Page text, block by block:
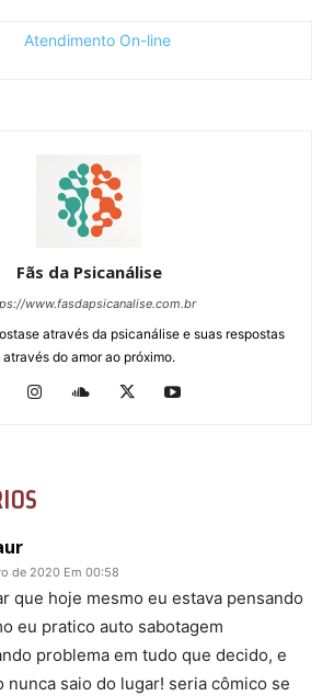
Fãs da Psicanálise
www.fasdapsicanalise.com.br
através da psicanálise e suas respostas
através do amor ao próximo.
de 2020 Em 00:58
que hoje mesmo eu estava pensando
eu pratico auto sabotagem
problema em tudo que decido, e
nunca saio do lugar! seria cômico se